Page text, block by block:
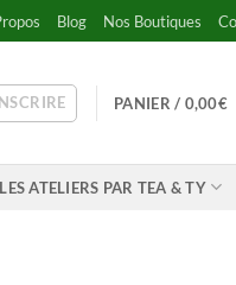
Blog Nos Boutiques
PANIER / 0,00€
LES ATELIERS PAR TEA & TY